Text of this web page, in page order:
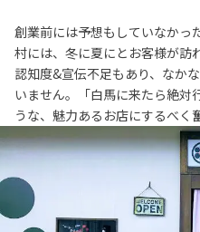
創業前には予想もしていなかっ
村には、冬に夏にとお客様が訪
認知度&宣伝不足もあり、なか
いません。「白馬に来たら絶対
うな、魅力あるお店にするべく